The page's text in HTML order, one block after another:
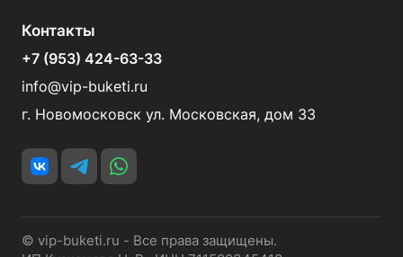
Контакты
+7 (953) 424-63-33
info@vip-buketi.ru
г. Новомосковск ул. Московская, дом 33
© vip-buketi.ru - Все права защищены.